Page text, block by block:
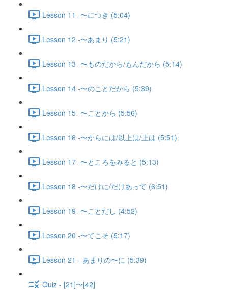
Lesson 11 -〜につき (5:04)
Lesson 12 -〜あまり (5:21)
Lesson 13 -〜ものだから/もんだから (5:14)
Lesson 14 -〜のことだから (5:39)
Lesson 15 -〜ことから (5:56)
Lesson 16 -〜からには/以上は/上は (5:51)
Lesson 17 -〜ところをみると (5:13)
Lesson 18 -〜だけに/だけあって (6:51)
Lesson 19 -〜ことだし (4:52)
Lesson 20 -〜てこそ (5:17)
Lesson 21 - あまりの〜に (5:39)
Quiz - [21]〜[42]